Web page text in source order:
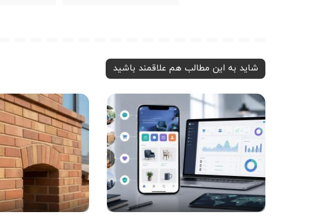
شاید به این مطالب هم علاقمند باشید